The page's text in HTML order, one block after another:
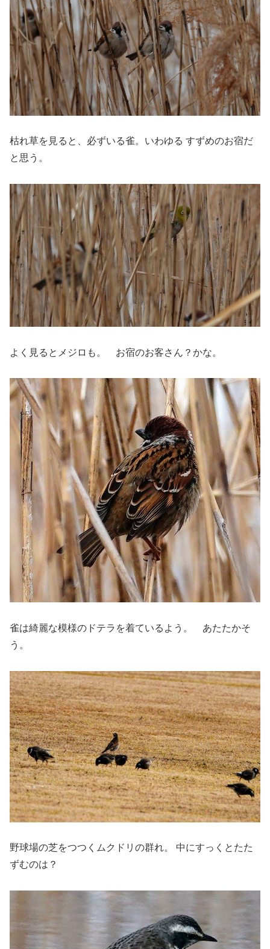
枯れ草を見ると、必ずいる雀。いわゆる すずめのお宿だ
と思う。
よく見るとメジロも。 お宿のお客さん？かな。
雀は綺麗な模様のドテラを着ているよう。 あたたかそ
う。
野球場の芝をつつくムクドリの群れ。 中にすっくとたた
ずむのは？